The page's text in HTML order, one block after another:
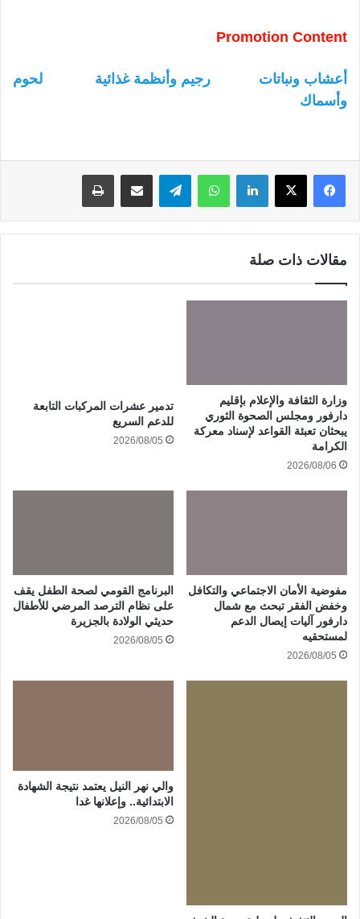
Promotion Content
أعشاب ونباتات رجيم وأنظمة غذائية
لحوم
وأسماك
لينكدإن واتساب
مقالات ذات صلة
وزارة الثقافة والإعلام بإقليم
دارفور ومجلس الصحوة الثوري
يبحثان تعبئة القواعد لإسناد معركة
الكرامة
2026/08/06
تدمير عشرات المركبات التابعة
للدعم السريع
2026/08/05
مفوضية الأمان الاجتماعي والتكافل
وخفض الفقر تبحث مع شمال
دارفور آليات إيصال الدعم
لمستحقيه
2026/08/05
البرنامج القومي لصحة الطفل يقف
على نظام الترصد المرضي للأطفال
حديثي الولادة بالجزيرة
2026/08/05
والي نهر النيل يعتمد نتيجة الشهادة
الابتدائية.. وإعلانها غدا
2026/08/05